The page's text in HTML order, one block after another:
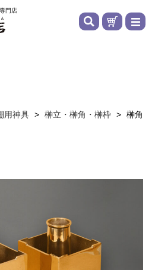
門店
用神具 > 榊立・榊角・榊枠 > 榊角